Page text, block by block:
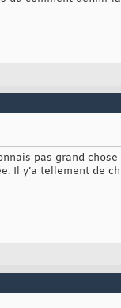
pas grand
Il y’a tellement de